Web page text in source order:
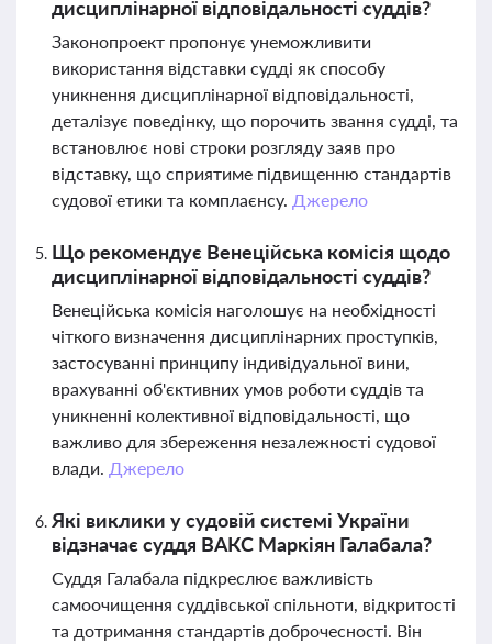
дисциплінарної відповідальності суддів?
Законопроект пропонує унеможливити
використання відставки судді як способу
уникнення дисциплінарної відповідальності,
деталізує поведінку, що порочить звання судді, та
встановлює нові строки розгляду заяв про
відставку, що сприятиме підвищенню стандартів
судової етики та комплаєнсу. Джерело
Що рекомендує Венеційська комісія щодо
дисциплінарної відповідальності суддів?
Венеційська комісія наголошує на необхідності
чіткого визначення дисциплінарних проступків,
застосуванні принципу індивідуальної вини,
врахуванні об'єктивних умов роботи суддів та
уникненні колективної відповідальності, що
важливо для збереження незалежності судової
влади. Джерело
Які виклики у судовій системі України
відзначає суддя ВАКС Маркіян Галабала?
Суддя Галабала підкреслює важливість
самоочищення суддівської спільноти, відкритості
та дотримання стандартів доброчесності. Він